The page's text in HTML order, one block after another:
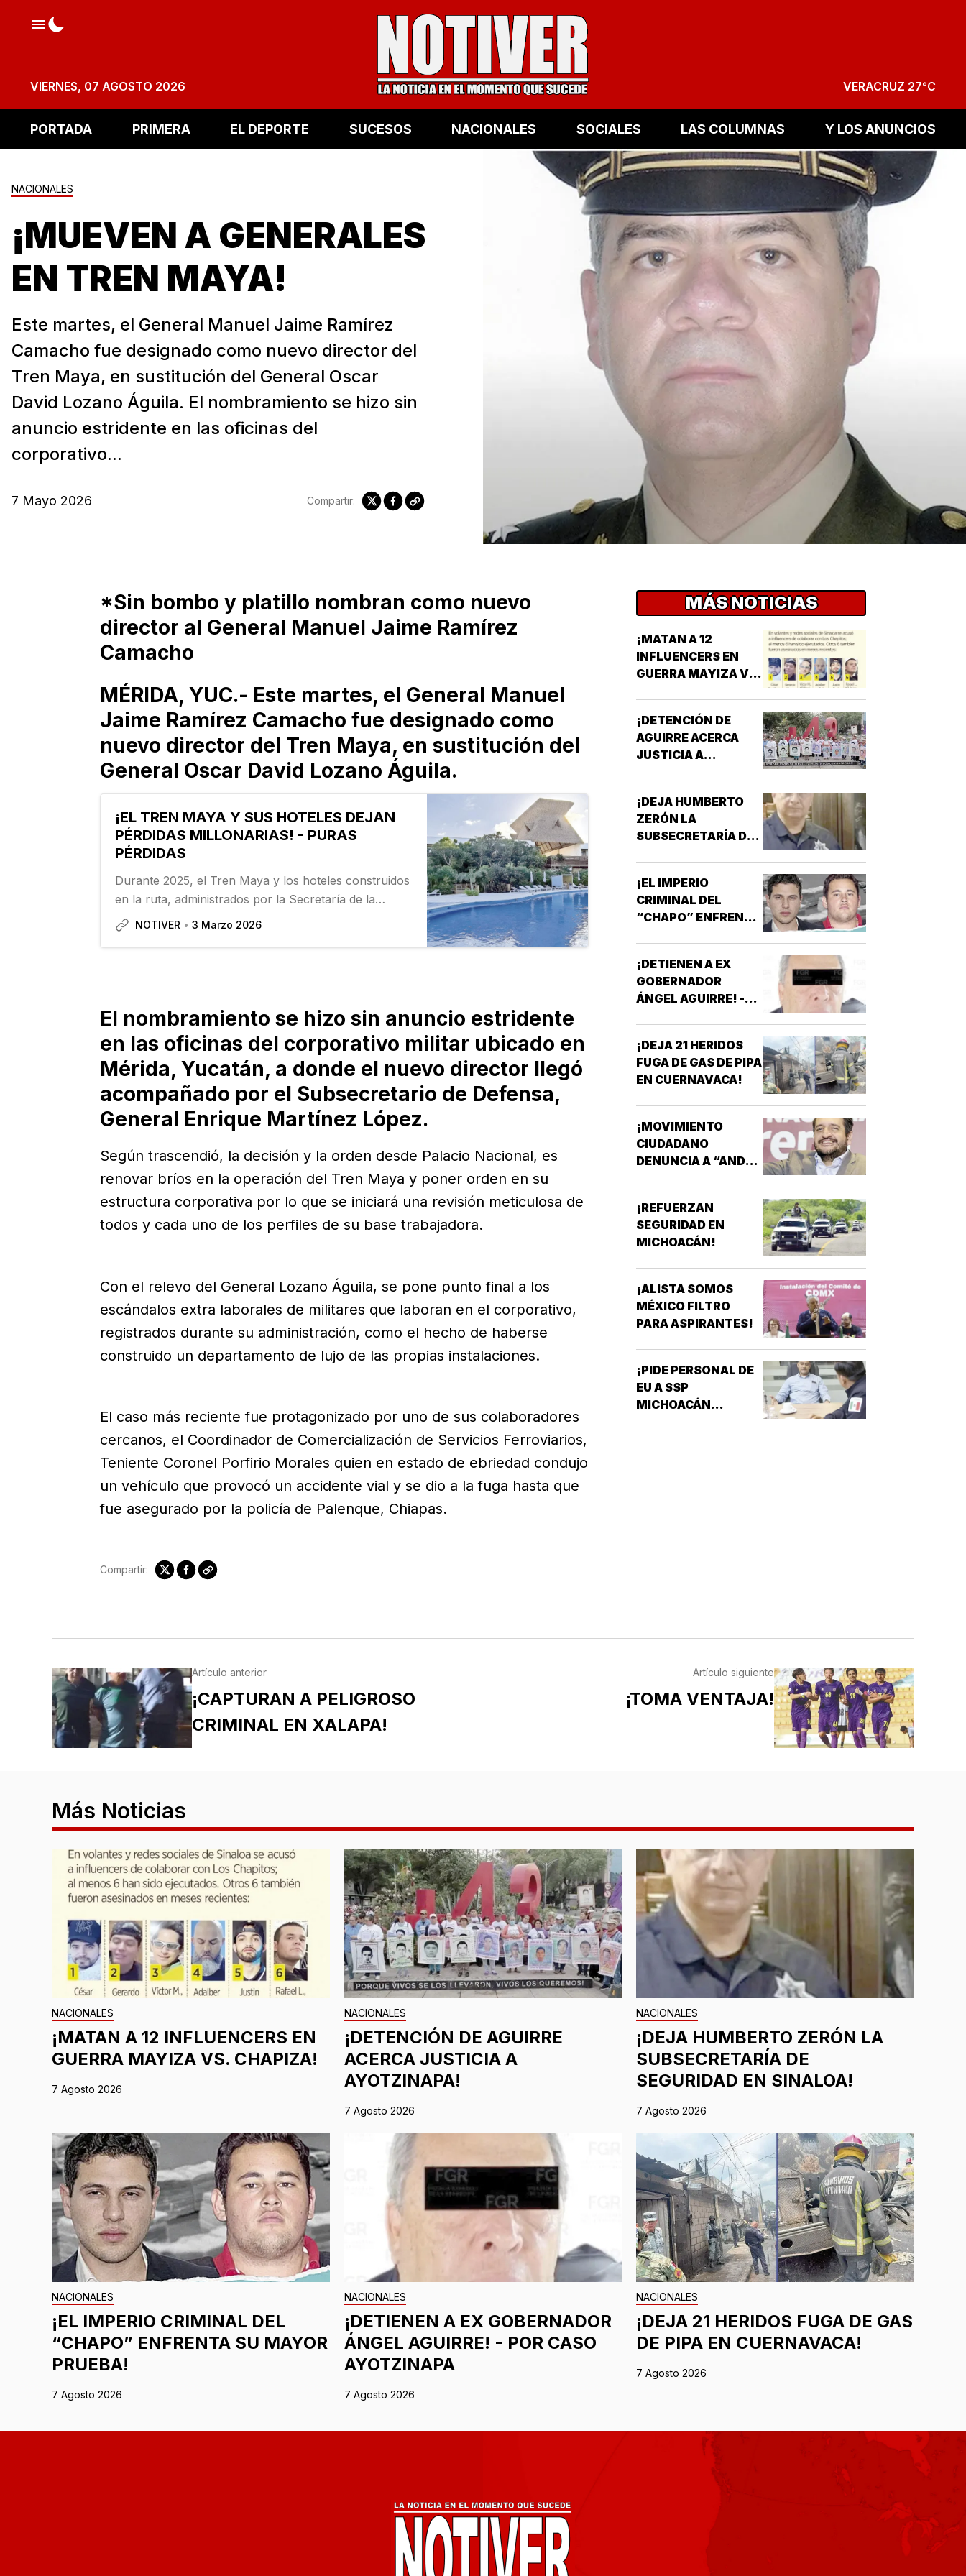
VIERNES, 07 AGOSTO 2026 VERACRUZ 27°C
PORTADA PRIMERA EL DEPORTE SUCESOS NACIONALES SOCIALES LAS COLUMNAS Y LOS ANUNCIOS
NACIONALES
¡MUEVEN A GENERALES
EN TREN MAYA!
Este martes, el General Manuel Jaime Ramírez
Camacho fue designado como nuevo director del
Tren Maya, en sustitución del General Oscar
David Lozano Águila. El nombramiento se hizo sin
anuncio estridente en las oficinas del
corporativo...
7 Mayo 2026 Compartir:
*Sin bombo y platillo nombran como nuevo
director al General Manuel Jaime Ramírez
Camacho
MÉRIDA, YUC.- Este martes, el General Manuel
Jaime Ramírez Camacho fue designado como
nuevo director del Tren Maya, en sustitución del
General Oscar David Lozano Águila.
¡EL TREN MAYA Y SUS HOTELES DEJAN
PÉRDIDAS MILLONARIAS! - PURAS
PÉRDIDAS
Durante 2025, el Tren Maya y los hoteles construidos
en la ruta, administrados por la Secretaría de la
Defensa Nacional (Sedena), tuvieron pérdidas en
NOTIVER 3 Marzo 2026
El nombramiento se hizo sin anuncio estridente
en las oficinas del corporativo militar ubicado en
Mérida, Yucatán, a donde el nuevo director llegó
acompañado por el Subsecretario de Defensa,
General Enrique Martínez López.
Según trascendió, la decisión y la orden desde Palacio Nacional, es
renovar bríos en la operación del Tren Maya y poner orden en su
estructura corporativa por lo que se iniciará una revisión meticulosa de
todos y cada uno de los perfiles de su base trabajadora.
Con el relevo del General Lozano Águila, se pone punto final a los
escándalos extra laborales de militares que laboran en el corporativo,
registrados durante su administración, como el hecho de haberse
construido un departamento de lujo de las propias instalaciones.
El caso más reciente fue protagonizado por uno de sus colaboradores
cercanos, el Coordinador de Comercialización de Servicios Ferroviarios,
Teniente Coronel Porfirio Morales quien en estado de ebriedad condujo
un vehículo que provocó un accidente vial y se dio a la fuga hasta que
fue asegurado por la policía de Palenque, Chiapas.
Compartir:
MÁS NOTICIAS
¡MATAN A 12
INFLUENCERS EN
GUERRA MAYIZA VS.
¡DETENCIÓN DE
AGUIRRE ACERCA
JUSTICIA A
¡DEJA HUMBERTO
ZERÓN LA
SUBSECRETARÍA DE
¡EL IMPERIO
CRIMINAL DEL
“CHAPO” ENFRENTA
¡DETIENEN A EX
GOBERNADOR
ÁNGEL AGUIRRE! -
¡DEJA 21 HERIDOS
FUGA DE GAS DE PIPA
EN CUERNAVACA!
¡MOVIMIENTO
CIUDADANO
DENUNCIA A “ANDY”
¡REFUERZAN
SEGURIDAD EN
MICHOACÁN!
¡ALISTA SOMOS
MÉXICO FILTRO
PARA ASPIRANTES!
¡PIDE PERSONAL DE
EU A SSP
MICHOACÁN
Artículo anterior
¡CAPTURAN A PELIGROSO
CRIMINAL EN XALAPA!
Artículo siguiente
¡TOMA VENTAJA!
Más Noticias
NACIONALES
¡MATAN A 12 INFLUENCERS EN
GUERRA MAYIZA VS. CHAPIZA!
7 Agosto 2026
NACIONALES
¡DETENCIÓN DE AGUIRRE
ACERCA JUSTICIA A
AYOTZINAPA!
7 Agosto 2026
NACIONALES
¡DEJA HUMBERTO ZERÓN LA
SUBSECRETARÍA DE
SEGURIDAD EN SINALOA!
7 Agosto 2026
NACIONALES
¡EL IMPERIO CRIMINAL DEL
“CHAPO” ENFRENTA SU MAYOR
PRUEBA!
7 Agosto 2026
NACIONALES
¡DETIENEN A EX GOBERNADOR
ÁNGEL AGUIRRE! - POR CASO
AYOTZINAPA
7 Agosto 2026
NACIONALES
¡DEJA 21 HERIDOS FUGA DE GAS
DE PIPA EN CUERNAVACA!
7 Agosto 2026